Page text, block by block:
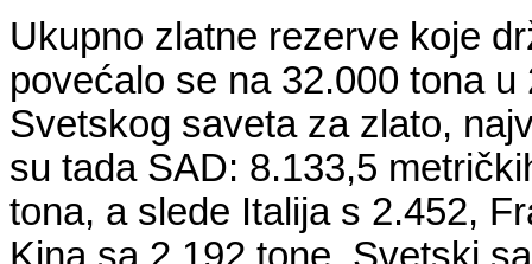
Ukupno zlatne rezerve koje
povećalo se na 32.000 tona
Svetskog saveta za zlato,
su tada SAD: 8.133,5
tona, a slede Italija s 2.452,